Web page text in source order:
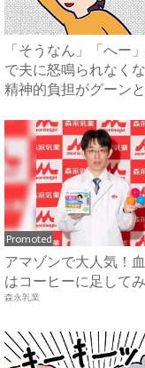
「そうなん」「へー
で夫に怒鳴られなく
精神的負担がグーン
Promoted
アマゾンで大人気！
はコーヒーに足して
森永乳業